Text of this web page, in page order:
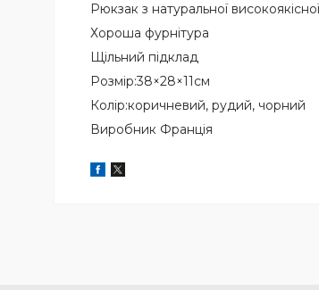
Рюкзак з натуральної
Хороша фурнітура
Щільний підклад
Розмір:38×28×11см
Колір:коричневий, рудий, чорний
Виробник Франція